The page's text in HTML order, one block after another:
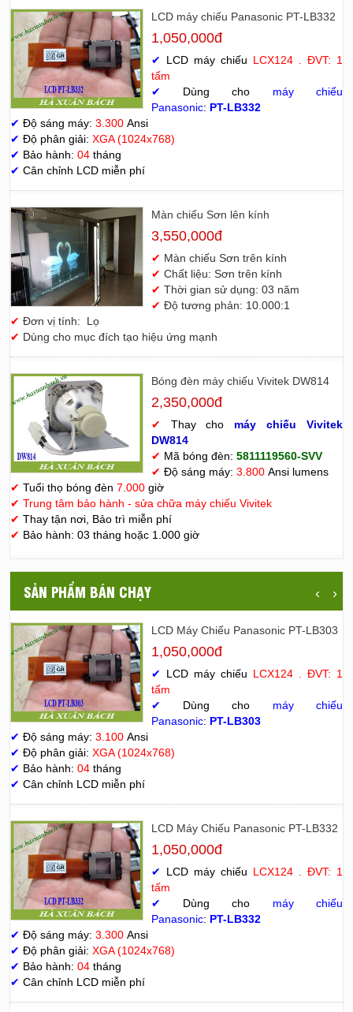
LCD máy chiếu Panasonic PT-LB332
1,050,000đ
✔ LCD máy chiếu LCX124 . ĐVT: 1
tấm
✔
Dùng cho máy chiếu
Panasonic: PT-LB332
✔ Độ sáng máy: 3.300 Ansi
✔ Độ phân giải: XGA (1024x768)
✔ Bảo hành: 04 tháng
✔ Cân chỉnh LCD miễn phí
Màn chiếu Sơn lên kính
3,550,000đ
✔ Màn chiếu Sơn trên kính
✔ Chất liệu: Sơn trên kính
✔ Thời gian sử dụng: 03 năm
✔ Độ tương phản: 10.000:1
✔ Đơn vị tính: Lọ
✔ Dùng cho mục đích tạo hiệu ứng mạnh
Bóng đèn máy chiếu Vivitek DW814
2,350,000đ
✔ Thay cho máy chiếu Vivitek
DW814
✔ Mã bóng đèn: 5811119560-SVV
✔ Độ sáng máy: 3.800Ansi lumens
✔ Tuổi thọ bóng đèn 7.000 giờ
✔ Trung tâm bảo hành - sửa chữa máy chiếu Vivitek
✔ Thay tận nơi, Bảo trì miễn phí
✔ Bảo hành: 03 tháng hoặc 1.000 giờ
SẢN PHẨM BÁN CHẠY ‹ ›
LCD Máy Chiếu Panasonic PT-LB303
1,050,000đ
✔ LCD máy chiếu LCX124 . ĐVT: 1
tấm
✔
Dùng cho máy chiếu
Panasonic: PT-LB303
✔ Độ sáng máy: 3.100 Ansi
✔ Độ phân giải: XGA (1024x768)
✔ Bảo hành: 04 tháng
✔ Cân chỉnh LCD miễn phí
LCD Máy Chiếu Panasonic PT-LB332
1,050,000đ
✔ LCD máy chiếu LCX124 . ĐVT: 1
tấm
✔
Dùng cho máy chiếu
Panasonic: PT-LB332
✔ Độ sáng máy: 3.300 Ansi
✔ Độ phân giải: XGA (1024x768)
✔ Bảo hành: 04 tháng
✔ Cân chỉnh LCD miễn phí